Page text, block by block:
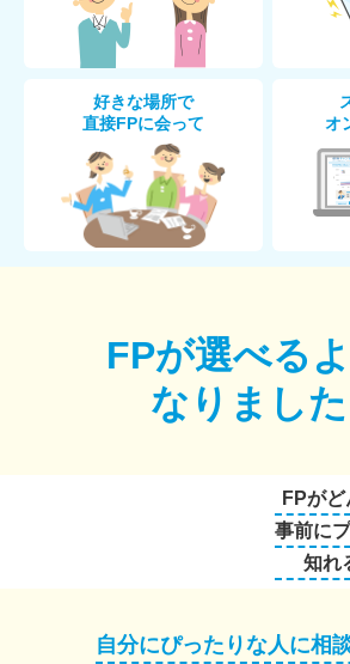
好きな場所で
直接FPに会って
オ
FPが選べる
なりました
FPが
事前に
知れ
自分にぴったりな人に相